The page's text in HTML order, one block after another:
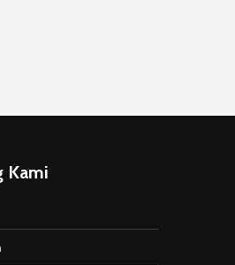
Kami